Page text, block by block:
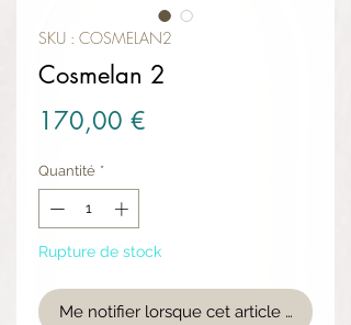
SKU : COSMELAN2
Cosmelan 2
170,00 €
Quantité *
Rupture de stock
Me notifier lorsque cet article est